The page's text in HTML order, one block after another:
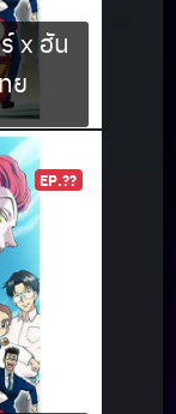
x ฮัน
ย
EP.??